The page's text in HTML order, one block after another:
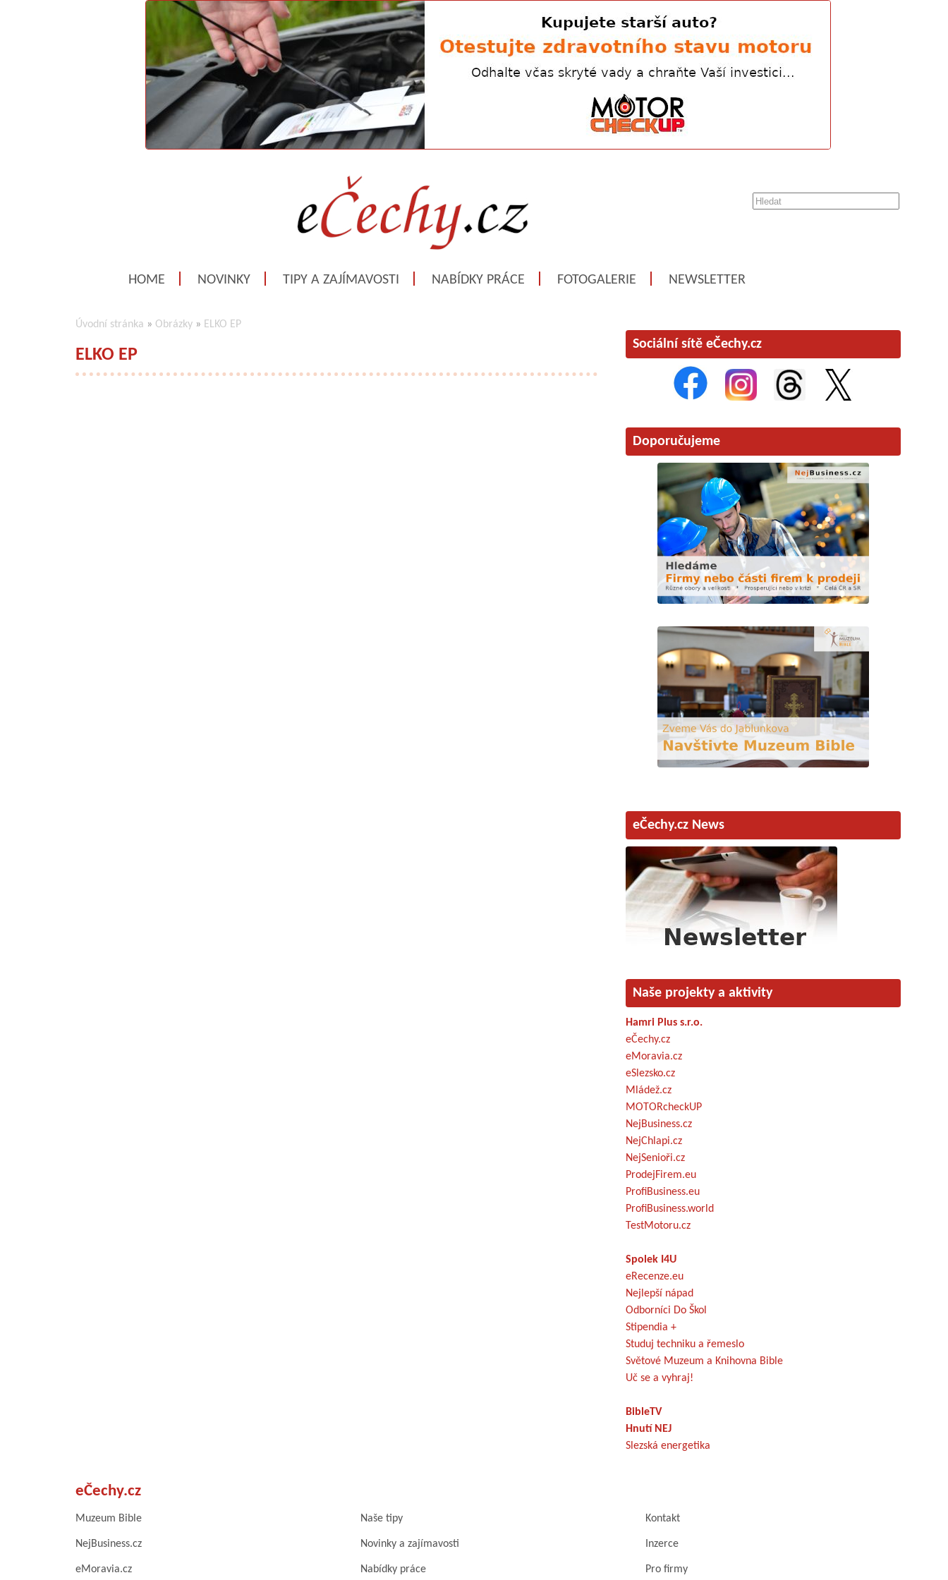
HOME NOVINKY TIPY A ZAJÍMAVOSTI NABÍDKY PRÁCE FOTOGALERIE NEWSLETTER
Úvodní stránka » Obrázky » ELKO EP
ELKO EP
Sociální sítě eČechy.cz
Doporučujeme
eČechy.cz News
Naše projekty a aktivity
Hamri Plus s.r.o.
eČechy.cz
eMoravia.cz
eSlezsko.cz
Mládež.cz
MOTORcheckUP
NejBusiness.cz
NejChlapi.cz
NejSenioři.cz
ProdejFirem.eu
ProfiBusiness.eu
ProfiBusiness.world
TestMotoru.cz
Spolek I4U
eRecenze.eu
Nejlepší nápad
Odborníci Do Škol
Stipendia +
Studuj techniku a řemeslo
Světové Muzeum a Knihovna Bible
Uč se a vyhraj!
BibleTV
Hnutí NEJ
Slezská energetika
eČechy.cz
Muzeum Bible Naše tipy Kontakt
NejBusiness.cz Novinky a zajímavosti Inzerce
eMoravia.cz Nabídky práce Pro firmy